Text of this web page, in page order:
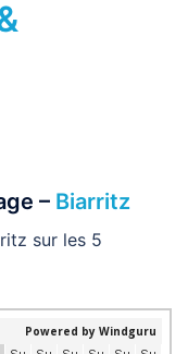
– Biarritz
sur les 5